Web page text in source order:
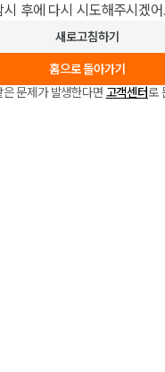
시 후에 다시 시도해주시겠
새로고침하기
홈으로 돌아가기
문제가 발생한다면 고객센터로